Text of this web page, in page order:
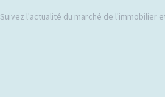
Suivez l'actualité du marché de l'immobilier